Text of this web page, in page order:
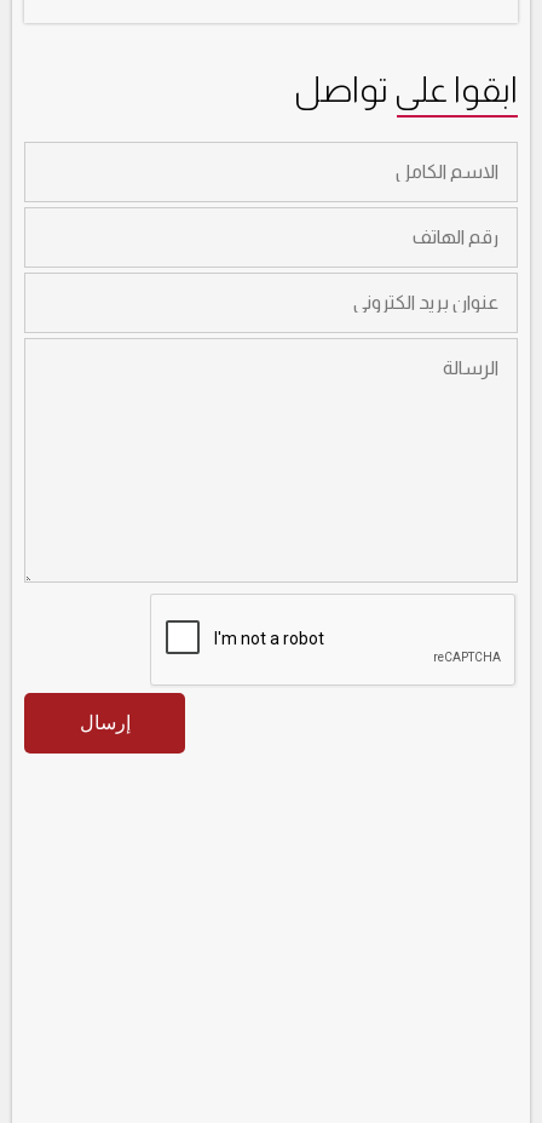
ابقوا على تواصل